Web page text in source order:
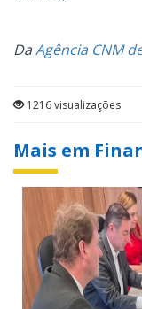
DaAgência CNM
1216 visualizações
Mais em